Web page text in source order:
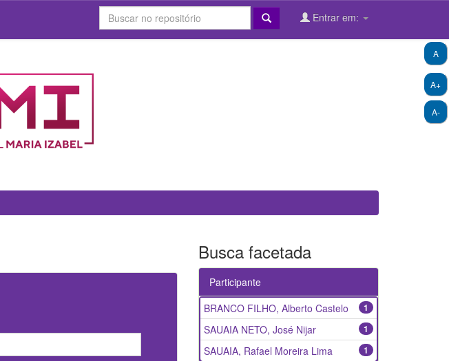
Entrar em:
A+
A-
A
Busca facetada
Participante
1
BRANCO FILHO, Alberto Castelo
1
SAUAIA NETO, José Nijar
1
SAUAIA, Rafael Moreira Lima